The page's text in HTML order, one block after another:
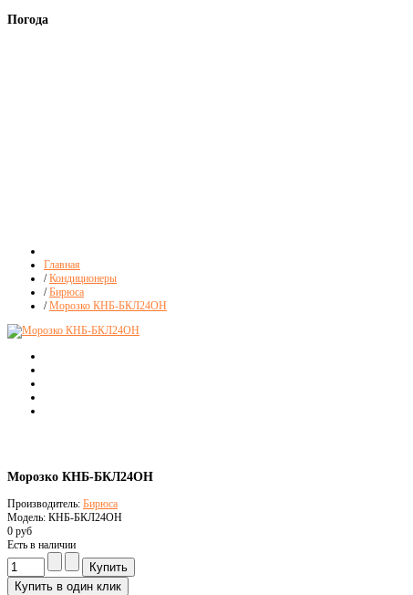
Погода
Главная
/ Кондиционеры
/ Бирюса
/ Морозко КНБ-БКЛ24ОН
Морозко КНБ-БКЛ24ОН
Производитель: Бирюса
Модель: КНБ-БКЛ24ОН
0 руб
Есть в наличии